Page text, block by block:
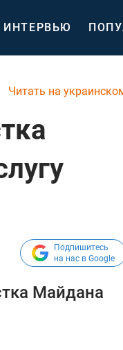
ИНТЕРВЬЮ
Читать на
Подпишитесь
на нас в Google
Майдана